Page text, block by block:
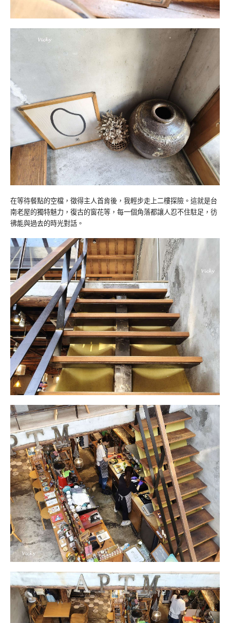
在等待餐點的空檔，徵得主人首肯後，我輕步走上二樓探險。這就是台
南老屋的獨特魅力，復古的窗花等，每一個角落都讓人忍不住駐足，彷
彿能與過去的時光對話。